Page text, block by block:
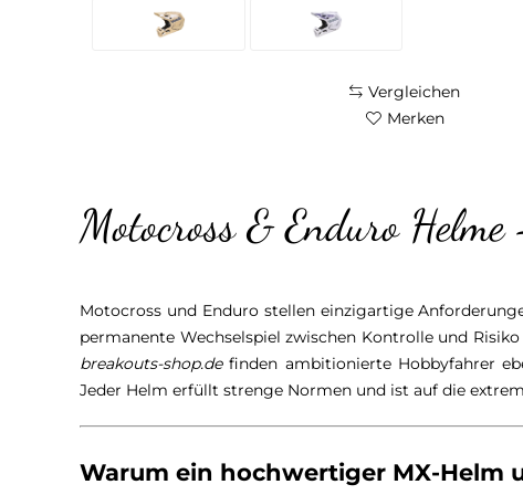
Vergleichen
Merken
Motocross & Enduro
Motocross und Enduro stellen einzigartige
permanente Wechselspiel zwischen Kontrolle und
breakouts-shop.definden ambitionierte Hobbyfahrer
Jeder Helm erfüllt strenge Normen und ist auf die
Warum ein hochwertiger MX-Helm